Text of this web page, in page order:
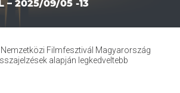
– 2025/09/05 -13
Filmfesztivál Magyarország
alapján legkedveltebb